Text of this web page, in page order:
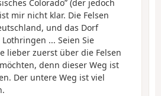
Colorado” (der jedoch
mir nicht klar. Die Felsen
und das Dorf
... Seien Sie
lieber zuerst über die Felsen
denn dieser Weg ist
Der untere Weg ist viel